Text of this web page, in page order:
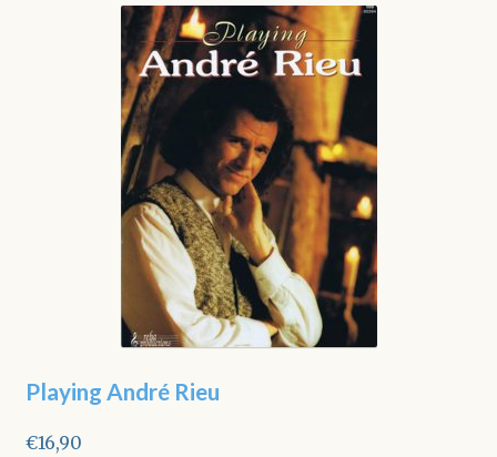
Playing André Rieu
€16,90